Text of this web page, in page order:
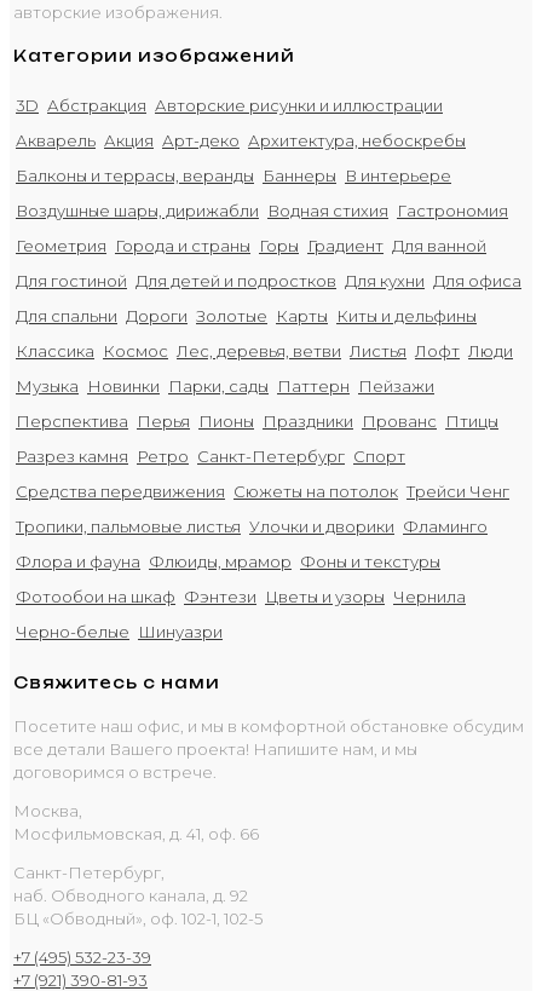
авторские изображения.
Категории изображений
3D Абстракция Авторские рисунки и иллюстрации
Акварель Акция Арт-деко Архитектура, небоскребы
Балконы и террасы, веранды
Баннеры
В интерьере
Воздушные шары, дирижабли
Водная стихия
Гастрономия
Геометрия
Города и страны Горы Градиент Для ванной
Для гостиной Для детей и подростков Для кухни Для офиса
Для спальни Дороги Золотые Карты
Киты и дельфины
Классика
Космос Лес, деревья, ветви Листья Лофт Люди
Музыка
Новинки Парки, сады Паттерн
Пейзажи
Перспектива
Перья Пионы Праздники Прованс
Птицы
Разрез камня
Ретро Санкт-Петербург Спорт
Средства передвижения Сюжеты на потолок Трейси Ченг
Тропики, пальмовые листья Улочки и дворики Фламинго
Флора и фауна Флюиды, мрамор Фоны и текстуры
Фотообои на шкаф Фэнтези Цветы и узоры Чернила
Черно-белые
Шинуазри
Свяжитесь с нами
Посетите наш офис, и мы в комфортной обстановке обсудим
все детали Вашего проекта! Напишите нам, и мы
договоримся о встрече.
Москва,
Мосфильмовская, д. 41, оф. 66
Санкт-Петербург,
наб. Обводного канала, д. 92
БЦ «Обводный», оф. 102-1, 102-5
+7 (495) 532-23-39
+7 (921) 390-81-93